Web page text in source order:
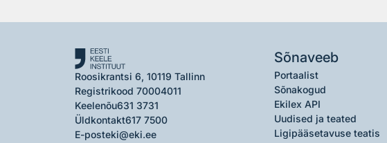
Roosikrantsi 6, 10119 Tallinn
Registrikood 70004011
Keelenõu631 3731
Üldkontakt617 7500
E-posteki@eki.ee
Sõnaveeb
Portaalist
Sõnakogud
Ekilex API
Uudised ja teated
Ligipääsetavuse teatis